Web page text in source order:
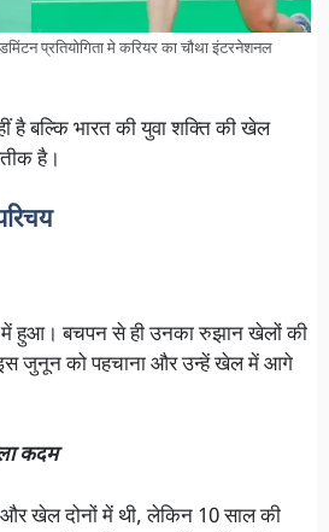
प्रतियोगिता मे करियर का चौथा इंटरनेशनल
है बल्कि भारत की युवा शक्ति की खेल
है।
में हुआ। बचपन से ही उनका रुझान खेलों की
जुनून को पहचाना और उन्हें खेल में आगे
कदम
और खेल दोनों में थी, लेकिन 10 साल की